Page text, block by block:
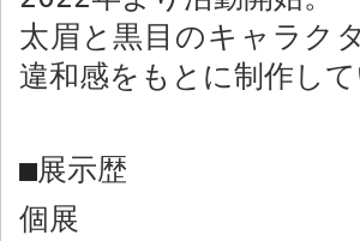
太眉と黒目のキャラク
違和感をもとに制作して
■展示歴
個展